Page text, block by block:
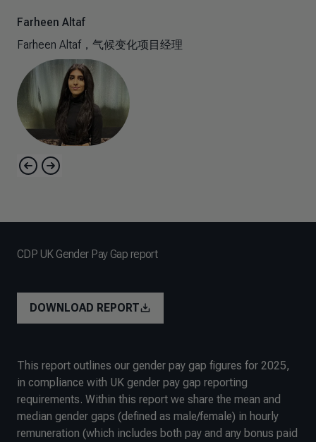
Farheen Altaf
Farheen Altaf，气候变化项目经理
CDP UK Gender Pay Gap report
DOWNLOAD REPORT
This report outlines our gender pay gap figures for 2025,
in compliance with UK gender pay gap reporting
requirements. Within this report we share the mean and
median gender gaps (defined as male/female) in hourly
remuneration (which includes both pay and any bonus paid